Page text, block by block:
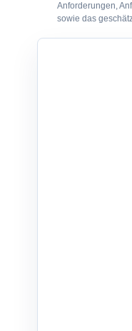
Anforderungen,
sowie das